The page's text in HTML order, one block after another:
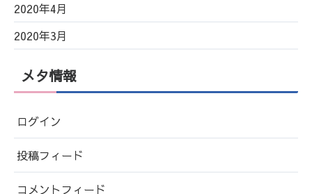
2020年4月
2020年3月
メタ情報
ログイン
投稿フィード
コメントフィード